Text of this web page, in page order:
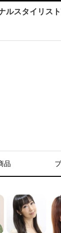
ルスタイリスト
品